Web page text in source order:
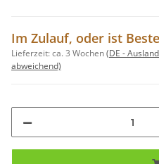
Im Zulauf, oder ist
Lieferzeit:ca. 3 Wochen(DE - Ausland
abweichend)